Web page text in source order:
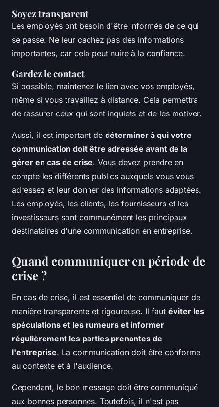
Soyez transparent
Les employés ont besoin d'être informés de ce qui
se passe. Ne leur cachez pas des informations
importantes, car cela peut nuire à la confiance.
Gardez le contact
Si possible, maintenez le lien avec vos employés,
même si vous travaillez à distance. Cela permettra
de rassurer ceux qui sont inquiets et de les motiver.
Aussi, il est important de déterminer à qui votre
communication doit être adressée avant de la
gérer en cas de crise. Vous devez prendre en
compte les différents publics auxquels vous vous
adressez et leur donner des informations adaptées.
Les employés, les clients, les fournisseurs et les
investisseurs sont communément les principaux
destinataires d'une communication en entreprise.
Quand communiquer en période de
crise ?
En cas de crise, il est essentiel de communiquer de
manière transparente et rigoureuse. Il faut éviter les
spéculations et les rumeurs et informer
régulièrement les parties prenantes de
l'entreprise. La communication doit être conforme
au contexte et à l'audience.
Cependant, le bon message doit être communiqué
aux bonnes personnes. Toutefois, il n'est pas